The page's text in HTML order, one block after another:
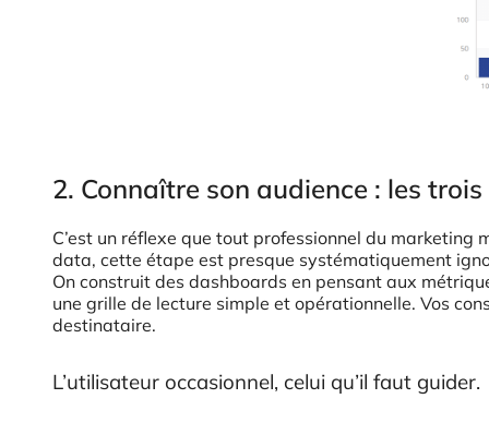
2. Connaître son audience : les
C’est un réflexe que tout professionnel du
data, cette étape est presque systématiquement
On construit des dashboards en pensant aux
une grille de lecture simple et opérationnelle. Vos
destinataire.
L’utilisateur occasionnel, celui qu’il faut guider.